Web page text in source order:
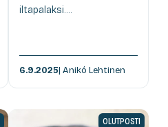
iltapalaksi....
6.9.2025| Anikó Lehtinen
OLUTPOSTI